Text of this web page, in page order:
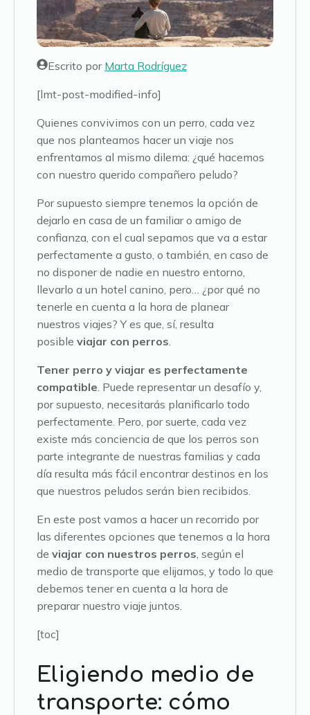
Escrito por Marta Rodríguez
[lmt-post-modified-info]
Quienes convivimos con un perro, cada vez
que nos planteamos hacer un viaje nos
enfrentamos al mismo dilema: ¿qué hacemos
con nuestro querido compañero peludo?
Por supuesto siempre tenemos la opción de
dejarlo en casa de un familiar o amigo de
confianza, con el cual sepamos que va a estar
perfectamente a gusto, o también, en caso de
no disponer de nadie en nuestro entorno,
llevarlo a un hotel canino, pero… ¿por qué no
tenerle en cuenta a la hora de planear
nuestros viajes? Y es que, sí, resulta
posible viajar con perros.
Tener perro y viajar es perfectamente
compatible. Puede representar un desafío y,
por supuesto, necesitarás planificarlo todo
perfectamente. Pero, por suerte, cada vez
existe más conciencia de que los perros son
parte integrante de nuestras familias y cada
día resulta más fácil encontrar destinos en los
que nuestros peludos serán bien recibidos.
En este post vamos a hacer un recorrido por
las diferentes opciones que tenemos a la hora
de viajar con nuestros perros, según el
medio de transporte que elijamos, y todo lo que
debemos tener en cuenta a la hora de
preparar nuestro viaje juntos.
[toc]
Eligiendo medio de
transporte: cómo